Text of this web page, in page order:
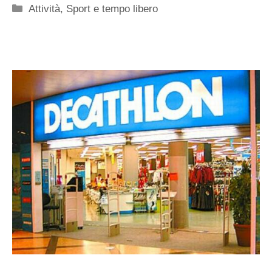
Categorie
Attività, Sport e tempo libero